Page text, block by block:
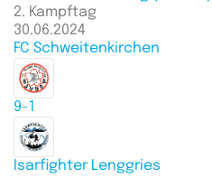
2. Kampftag
30.06.2024
FC Schweitenkirchen
9-1
Isarfighter Lenggries